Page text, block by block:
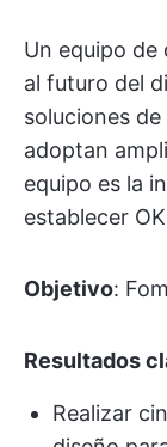
Un equipo
al futuro del
soluciones
adoptan
equipo es la
establecer
Objetivo:
Resultados
Realizar